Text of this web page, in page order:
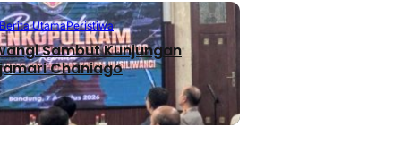
UtamaPeristiwa
Sambut Kunjungan
Chaniago